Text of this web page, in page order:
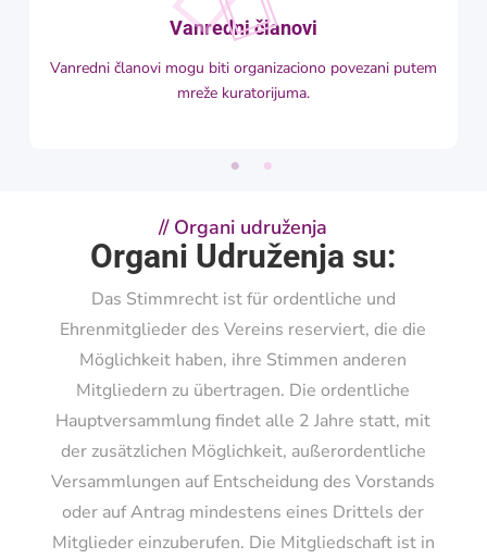
Vanredni članovi
Vanredni članovi mogu biti organizaciono povezani putem
mreže kuratorijuma.
// Organi udruženja
Organi Udruženja su:
Das Stimmrecht ist für ordentliche und
Ehrenmitglieder des Vereins reserviert, die die
Möglichkeit haben, ihre Stimmen anderen
Mitgliedern zu übertragen. Die ordentliche
Hauptversammlung findet alle 2 Jahre statt, mit
der zusätzlichen Möglichkeit, außerordentliche
Versammlungen auf Entscheidung des Vorstands
oder auf Antrag mindestens eines Drittels der
Mitglieder einzuberufen. Die Mitgliedschaft ist in